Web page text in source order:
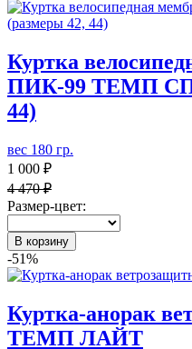
Куртка
ПИК-99 ТЕМП
44)
вес 180 гр.
1 000 ₽
4 470 ₽
Размер-цвет:
В корзину
-51%
Куртка-анорак
ТЕМП ЛАЙТ